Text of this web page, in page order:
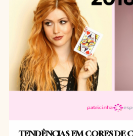
TENDÊNCIAS EM CORES DE